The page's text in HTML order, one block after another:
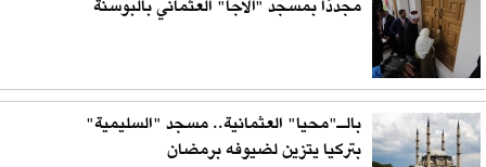
مجددًا بمسجد "ألاجا" العثماني بالبوسنة
بالـ"محيا" العثمانية.. مسجد "السليمية"
بتركيا يتزين لضيوفه برمضان